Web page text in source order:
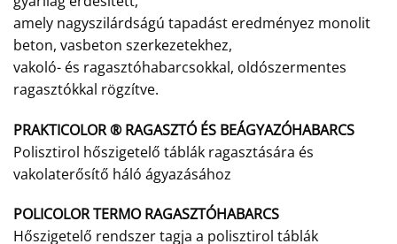
amely nagyszilárdságú tapadást eredményez monolit
beton, vasbeton szerkezetekhez,
vakoló- és ragasztóhabarcsokkal, oldószermentes
ragasztókkal rögzítve.
PRAKTICOLOR ® RAGASZTÓ ÉS BEÁGYAZÓHABARCS
Polisztirol hőszigetelő táblák ragasztására és
vakolaterősítő háló ágyazásához
POLICOLOR TERMO RAGASZTÓHABARCS
Hőszigetelő rendszer tagja a polisztirol táblák